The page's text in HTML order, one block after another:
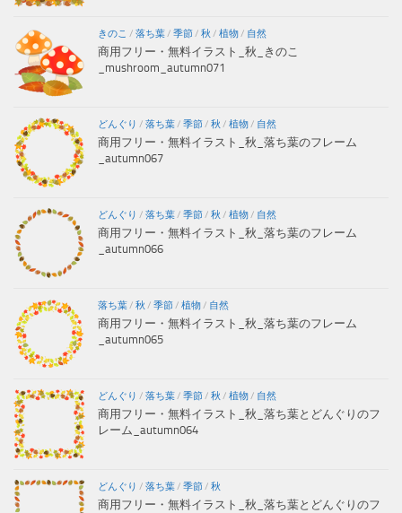
きのこ / 落ち葉/ 季節/ 秋 / 植物/ 自然
商用フリー・無料イラスト_秋_きのこ
_mushroom_autumn071
どんぐり / 落ち葉/ 季節/ 秋 / 植物/ 自然
商用フリー・無料イラスト_秋_落ち葉のフレーム
_autumn067
どんぐり / 落ち葉/ 季節/ 秋 / 植物/ 自然
商用フリー・無料イラスト_秋_落ち葉のフレーム
_autumn066
落ち葉/ 秋 / 季節/ 植物/ 自然
商用フリー・無料イラスト_秋_落ち葉のフレーム
_autumn065
どんぐり / 落ち葉/ 季節/ 秋 / 植物/ 自然
商用フリー・無料イラスト_秋_落ち葉とどんぐりのフ
レーム_autumn064
どんぐり / 落ち葉/ 季節/ 秋
商用フリー・無料イラスト_秋_落ち葉とどんぐりのフ